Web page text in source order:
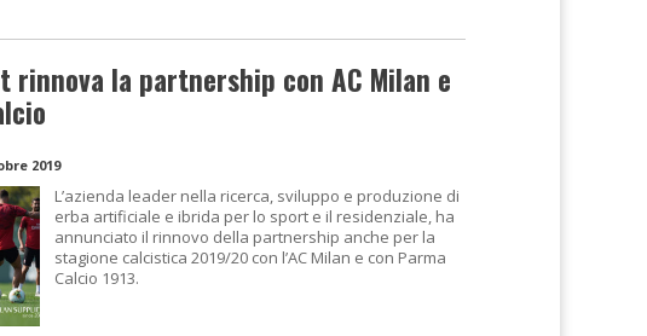
rinnova la partnership con AC Milan e
2019
L’azienda leader nella ricerca, sviluppo e produzione di
erba artificiale e ibrida per lo sport e il residenziale, ha
annunciato il rinnovo della partnership anche per la
stagione calcistica 2019/20 con l’AC Milan e con Parma
Calcio 1913.